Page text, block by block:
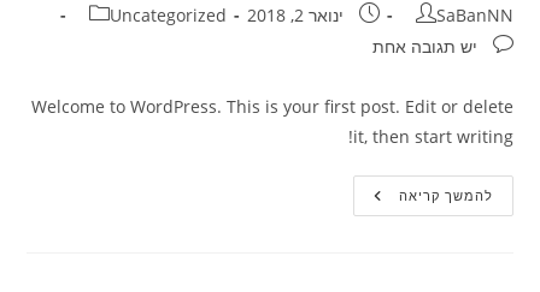
מחבר:
SaBanNN פורסם:ינואר 2, 2018 קטגוריה:
Uncategorized
תגובות:יש תגובה אחת
Welcome to WordPress. This is your first post. Edit or delete
it, then start writing!
להמשך קריאהHello
World!